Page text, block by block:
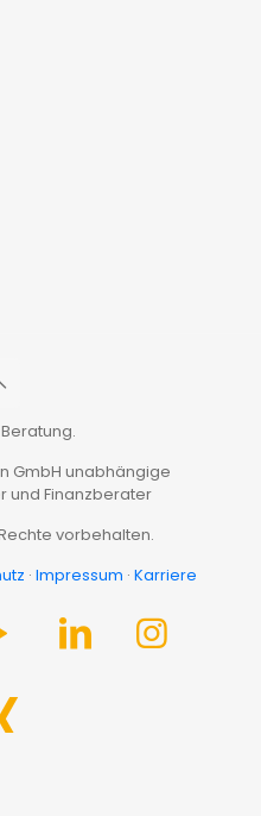
GmbH unabhängige
und Finanzberater
vorbehalten.
· Impressum · Karriere